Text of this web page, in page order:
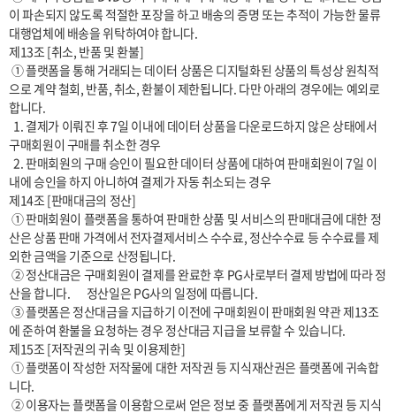
이 파손되지 않도록 적절한 포장을 하고 배송의 증명 또는 추적이 가능한 물류
대행업체에 배송을 위탁하여야 합니다.
제13조 [취소, 반품 및 환불]
으로 계약 철회, 반품, 취소, 환불이 제한됩니다. 다만 아래의 경우에는 예외로
합니다.
구매회원이 구매를 취소한 경우
  2. 판매회원의 구매 승인이 필요한 데이터 상품에 대하여 판매회원이 7일 이
내에 승인을 하지 아니하여 결제가 자동 취소되는 경우
제14조 [판매대금의 정산]
산은 상품 판매 가격에서 전자결제서비스 수수료, 정산수수료 등 수수료를 제
외한 금액을 기준으로 산정됩니다.
산을 합니다.       정산일은 PG사의 일정에 따릅니다.
에 준하여 환불을 요청하는 경우 정산대금 지급을 보류할 수 있습니다.
제15조 [저작권의 귀속 및 이용제한]
니다.